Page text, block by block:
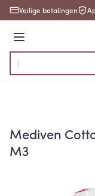
Ga naar de inhoud
Veilige betalingen
Menu
Product, merk,
Mediven
M3